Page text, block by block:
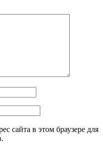
сайта в этом браузере для